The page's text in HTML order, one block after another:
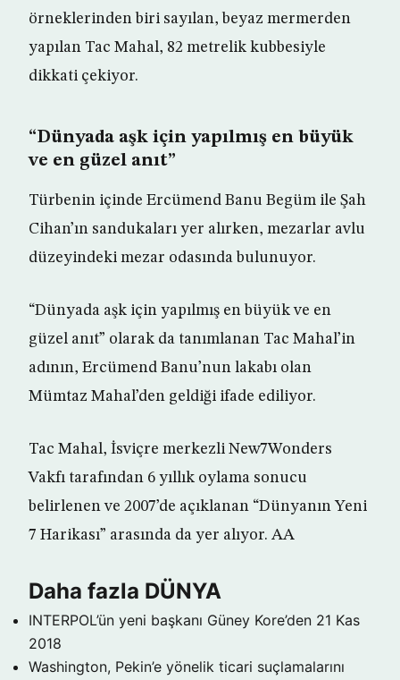
örneklerinden biri sayılan, beyaz mermerden
yapılan Tac Mahal, 82 metrelik kubbesiyle
dikkati çekiyor.
“Dünyada aşk için yapılmış en büyük
ve en güzel anıt”
Türbenin içinde Ercümend Banu Begüm ile Şah
Cihan’ın sandukaları yer alırken, mezarlar avlu
düzeyindeki mezar odasında bulunuyor.
“Dünyada aşk için yapılmış en büyük ve en
güzel anıt” olarak da tanımlanan Tac Mahal’in
adının, Ercümend Banu’nun lakabı olan
Mümtaz Mahal’den geldiği ifade ediliyor.
Tac Mahal, İsviçre merkezli New7Wonders
Vakfı tarafından 6 yıllık oylama sonucu
belirlenen ve 2007’de açıklanan “Dünyanın Yeni
7 Harikası” arasında da yer alıyor. AA
Daha fazla DÜNYA
INTERPOL’ün yeni başkanı Güney Kore’den 21 Kas
2018
Washington, Pekin’e yönelik ticari suçlamalarını